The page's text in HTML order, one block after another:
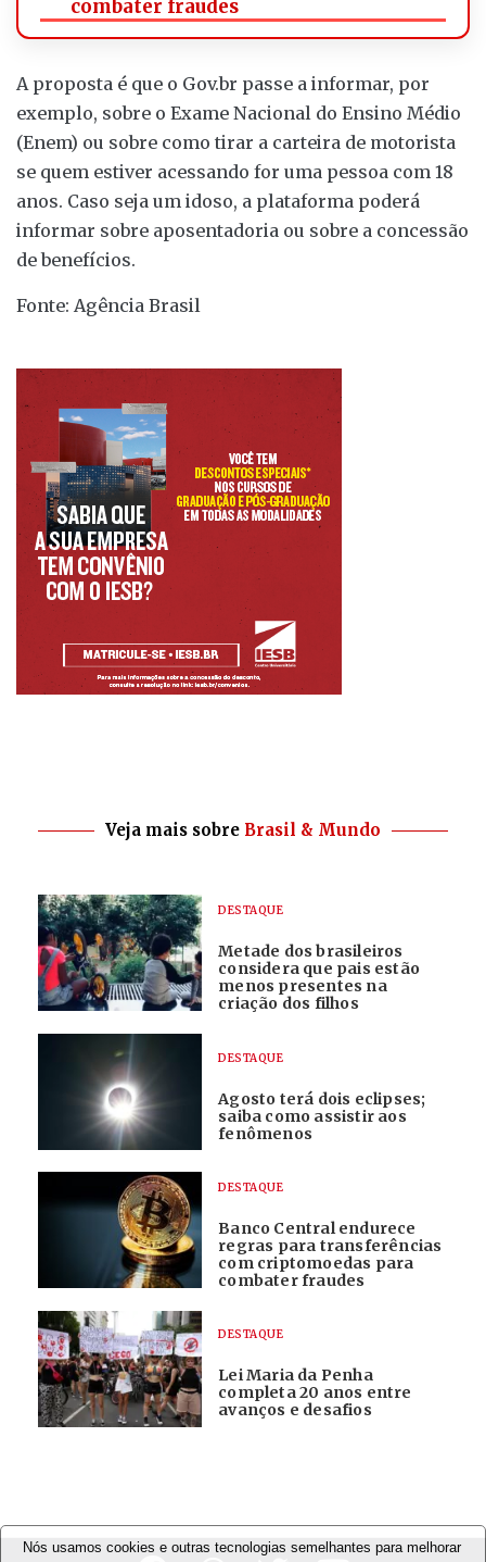
combater fraudes
A proposta é que o Gov.br passe a informar, por
exemplo, sobre o Exame Nacional do Ensino Médio
(Enem) ou sobre como tirar a carteira de motorista
se quem estiver acessando for uma pessoa com 18
anos. Caso seja um idoso, a plataforma poderá
informar sobre aposentadoria ou sobre a concessão
de benefícios.
Fonte: Agência Brasil
Veja mais sobre Brasil & Mundo
DESTAQUE
Metade dos brasileiros
considera que pais estão
menos presentes na
criação dos filhos
DESTAQUE
Agosto terá dois eclipses;
saiba como assistir aos
fenômenos
DESTAQUE
Banco Central endurece
regras para transferências
com criptomoedas para
combater fraudes
DESTAQUE
Lei Maria da Penha
completa 20 anos entre
avanços e desafios
Nós usamos cookies e outras tecnologias semelhantes para melhorar